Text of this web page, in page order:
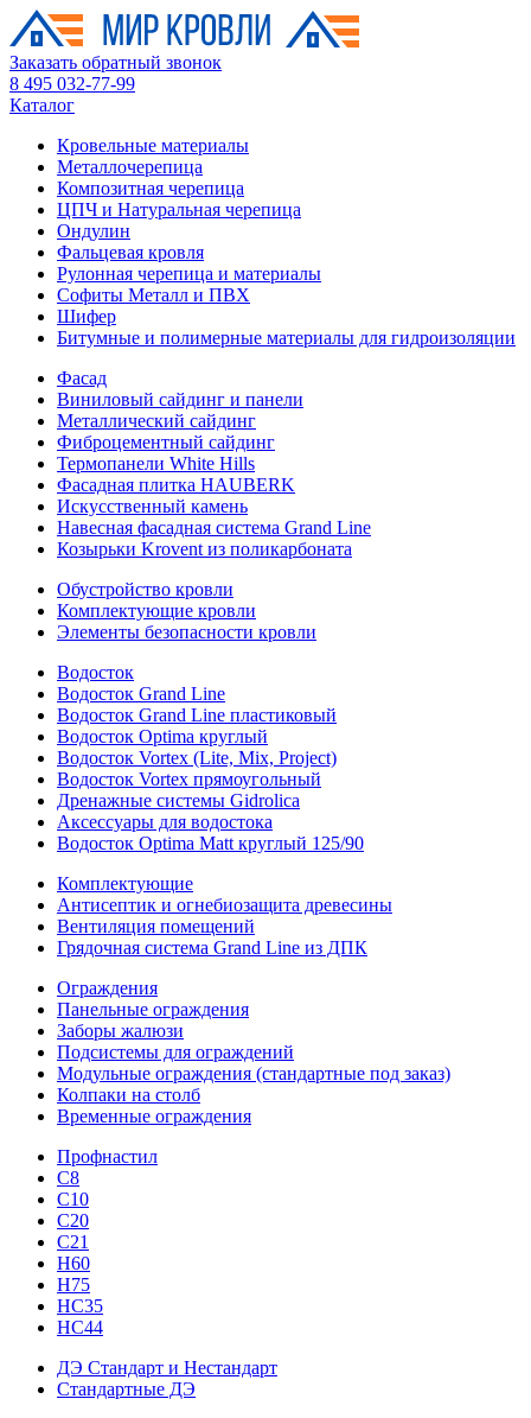
Заказать обратный звонок
8 495 032-77-99
Каталог
Кровельные материалы
Металлочерепица
Композитная черепица
ЦПЧ и Натуральная черепица
Ондулин
Фальцевая кровля
Рулонная черепица и материалы
Софиты Металл и ПВХ
Шифер
Битумные и полимерные материалы для гидроизоляции
Фасад
Виниловый сайдинг и панели
Металлический сайдинг
Фиброцементный сайдинг
Термопанели White Hills
Фасадная плитка HAUBERK
Искусственный камень
Навесная фасадная система Grand Line
Козырьки Krovent из поликарбоната
Обустройство кровли
Комплектующие кровли
Элементы безопасности кровли
Водосток
Водосток Grand Line
Водосток Grand Line пластиковый
Водосток Optima круглый
Водосток Vortex (Lite, Mix, Project)
Водосток Vortex прямоугольный
Дренажные системы Gidrolica
Аксессуары для водостока
Водосток Optima Matt круглый 125/90
Комплектующие
Антисептик и огнебиозащита древесины
Вентиляция помещений
Грядочная система Grand Line из ДПК
Ограждения
Панельные ограждения
Заборы жалюзи
Подсистемы для ограждений
Модульные ограждения (стандартные под заказ)
Колпаки на столб
Временные ограждения
Профнастил
С8
С10
С20
С21
H60
H75
HС35
НС44
ДЭ Стандарт и Нестандарт
Стандартные ДЭ